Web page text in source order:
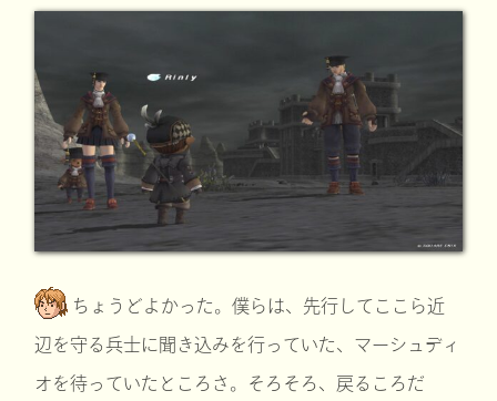
ちょうどよかった。僕らは、先行してここら近
辺を守る兵士に聞き込みを行っていた、マーシュディ
オを待っていたところさ。そろそろ、戻るころだ